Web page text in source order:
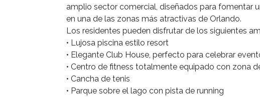
amplio sector comercial, diseñados para fomentar
en una de las zonas más atractivas de Orlando.
Los residentes pueden disfrutar de los siguientes
• Lujosa piscina estilo resort
• Elegante Club House, perfecto para celebrar
• Centro de fitness totalmente equipado con zona
• Cancha de tenis
• Parque sobre el lago con pista de running